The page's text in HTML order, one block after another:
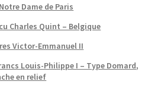
Dame de Paris
Charles Quint – Belgique
Victor-Emmanuel II
Louis-Philippe I – Type Domard,
en relief